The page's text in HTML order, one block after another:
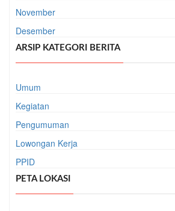
November
Desember
ARSIP KATEGORI BERITA
Umum
Kegiatan
Pengumuman
Lowongan Kerja
PPID
PETA LOKASI